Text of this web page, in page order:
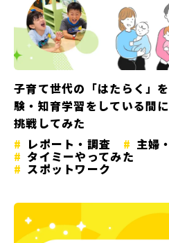
子育て世代の「はたらく」
験・知育学習をしている間
挑戦してみた
レポート・調査
主婦
タイミーやってみた
スポットワーク